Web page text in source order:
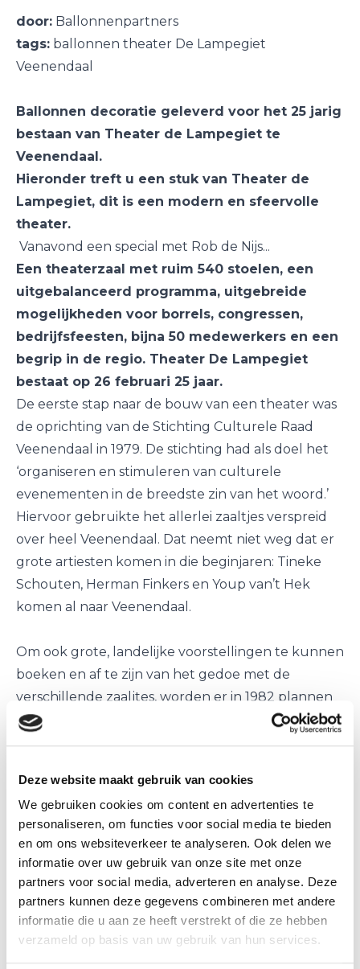
Deze website maakt gebruik van cookies
We gebruiken cookies om content en advertenties te
personaliseren, om functies voor social media te bieden
en om ons websiteverkeer te analyseren. Ook delen we
informatie over uw gebruik van onze site met onze
partners voor social media, adverteren en analyse. Deze
partners kunnen deze gegevens combineren met andere
informatie die u aan ze heeft verstrekt of die ze hebben
verzameld op basis van uw gebruik van hun services.
door: Ballonnenpartners
tags: ballonnen theater De Lampegiet
Veenendaal
Ballonnen decoratie geleverd voor het 25 jarig
bestaan van Theater de Lampegiet te
Veenendaal.
Hieronder treft u een stuk van Theater de
Lampegiet, dit is een modern en sfeervolle
theater.
Vanavond een special met Rob de Nijs...
Een theaterzaal met ruim 540 stoelen, een
uitgebalanceerd programma, uitgebreide
mogelijkheden voor borrels, congressen,
bedrijfsfeesten, bijna 50 medewerkers en een
begrip in de regio. Theater De Lampegiet
bestaat op 26 februari 25 jaar.
De eerste stap naar de bouw van een theater was
de oprichting van de Stichting Culturele Raad
Veenendaal in 1979. De stichting had als doel het
‘organiseren en stimuleren van culturele
evenementen in de breedste zin van het woord.’
Hiervoor gebruikte het allerlei zaaltjes verspreid
over heel Veenendaal. Dat neemt niet weg dat er
grote artiesten komen in die beginjaren: Tineke
Schouten, Herman Finkers en Youp van’t Hek
komen al naar Veenendaal.
Om ook grote, landelijke voorstellingen te kunnen
boeken en af te zijn van het gedoe met de
verschillende zaaljtes, worden er in 1982 plannen
gemaakt voor de realisatie van een ‘culturele
ontmoetingsruimte’. Een plan dat uiteindelijk zal
Lampegiet in 1988.
Wat wellicht nog het meeste stof deed opwaaien
was de naam van het culturele centrum. Al in 1984
werd door de gemeente besloten dat dit De
Lampegiet moest worden. De Culturele Raad ging
in protest: De Vendlier zou een betere optie zijn.
Daarna passeerden nog de opties Theater de Grift,
Frisiatheater, Theater ’t Veen de revue. Die laatste,